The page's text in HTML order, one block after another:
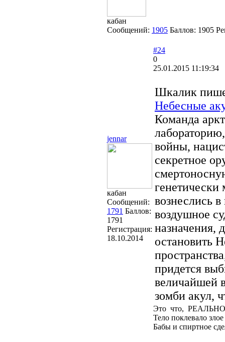
кабан
Сообщений: 1905 Баллов: 1905
jennar
кабан
Сообщений:
1791 Баллов:
1791
Регистрация:
18.10.2014
#24
0
25.01.2015 11:19:34
Шкалик
Небесные
Команда
войны,
секретное
вознеслись
воздушное
назначения,
остановить
придется
величайшей
зомби акул,
Это что, РЕАЛЬНО
Тело поклевало
Бабы и спиртное